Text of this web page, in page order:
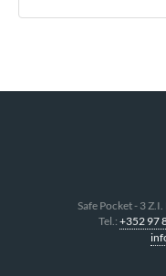
Safe Pocket- 3
Tel.: +352 97